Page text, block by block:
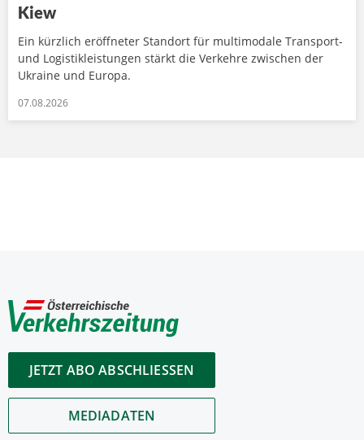
Kiew
Ein kürzlich eröffneter Standort für multimodale Transport-
und Logistikleistungen stärkt die Verkehre zwischen der
Ukraine und Europa.
07.08.2026
JETZT ABO ABSCHLIESSEN
MEDIADATEN